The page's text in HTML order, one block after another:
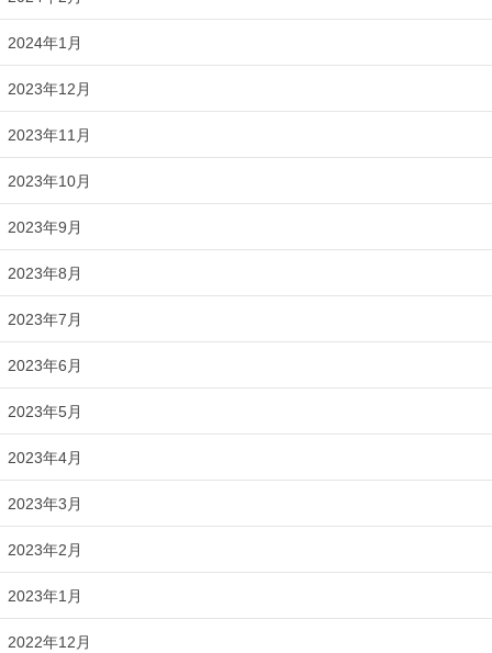
2024年1月
2023年12月
2023年11月
2023年10月
2023年9月
2023年8月
2023年7月
2023年6月
2023年5月
2023年4月
2023年3月
2023年2月
2023年1月
2022年12月